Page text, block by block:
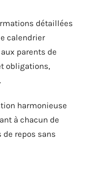
détaillées
calendrier
parents de
obligations,
harmonieuse
à chacun de
repos sans